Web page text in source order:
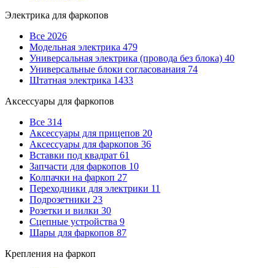
Электрика для фаркопов
Все 2026
Модельная электрика 479
Универсальная электрика (провода без блока) 40
Универсальные блоки согласованаия 74
Штатная электрика 1433
Аксессуары для фаркопов
Все 314
Аксессуары для прицепов 20
Аксессуары для фаркопов 36
Вставки под квадрат 61
Запчасти для фаркопов 10
Колпачки на фаркоп 27
Переходники для электрики 11
Подрозетники 23
Розетки и вилки 30
Сцепные устройства 9
Шары для фаркопов 87
Крепления на фаркоп